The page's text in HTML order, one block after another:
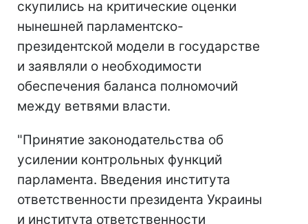
скупились на критические оценки
нынешней парламентско-
президентской модели в государстве
и заявляли о необходимости
обеспечения баланса полномочий
между ветвями власти.
"Принятие законодательства об
усилении контрольных функций
парламента. Введения института
ответственности президента Украины
и института ответственности